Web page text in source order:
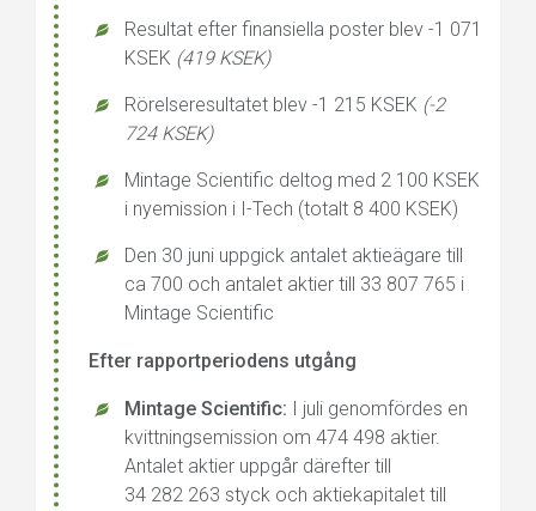
Resultat efter finansiella poster blev -1 071
KSEK (419 KSEK)
Rörelseresultatet blev -1 215 KSEK (-2
724 KSEK)
Mintage Scientific deltog med 2 100 KSEK
i nyemission i I-Tech (totalt 8 400 KSEK)
Den 30 juni uppgick antalet aktieägare till
ca 700 och antalet aktier till 33 807 765 i
Mintage Scientific
Efter rapportperiodens utgång
Mintage Scientific: I juli genomfördes en
kvittningsemission om 474 498 aktier.
Antalet aktier uppgår därefter till
34 282 263 styck och aktiekapitalet till